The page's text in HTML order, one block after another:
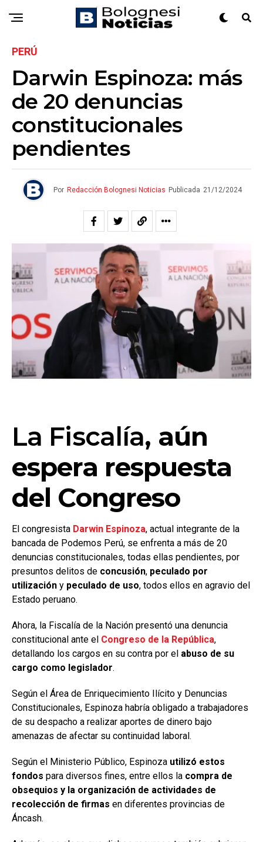
PERÚ
Darwin Espinoza: más
de 20 denuncias
constitucionales
pendientes
Por Redacción Bolognesi Noticias Publicada 21/12/2024
La Fiscalía, aún
espera respuesta
del Congreso
El congresista Darwin Espinoza, actual integrante de la
bancada de Podemos Perú, se enfrenta a más de 20
denuncias constitucionales, todas ellas pendientes, por
presuntos delitos de concusión, peculado por
utilización y peculado de uso, todos ellos en agravio del
Estado peruano.
Ahora, la Fiscalía de la Nación presentó una denuncia
constitucional ante el Congreso de la República,
detallando los cargos en su contra por el abuso de su
cargo como legislador.
Según el Área de Enriquecimiento Ilícito y Denuncias
Constitucionales, Espinoza habría obligado a trabajadores
de su despacho a realizar aportes de dinero bajo
amenazas de afectar su continuidad laboral.
Según el Ministerio Público, Espinoza utilizó estos
fondos para diversos fines, entre ellos la compra de
obsequios y la organización de actividades de
recolección de firmas en diferentes provincias de
Áncash.